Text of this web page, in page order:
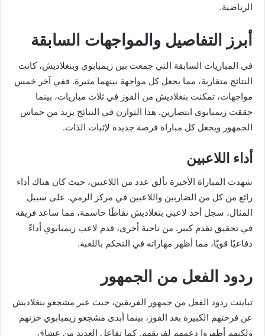
الرياضية.
أبرز التفاصيل والمواجهات السابقة
في المباريات السابقة التي جمعت بين زيمبابوي وبنغلاديش، كانت
النتائج متقاربة، مما يجعل كل مواجهة بينهما مثيرة. ففي آخر خمس
مواجهات، تمكنت بنغلاديش من الفوز في ثلاث مباريات، بينما
حققت زيمبابوي انتصارين. هذا التوازن في النتائج يزيد من حماس
الجمهور ويجعل كل مباراة فرصة جديدة لإثبات الذات.
أداء اللاعبين
شهدت المباراة الأخيرة تألق عدد من اللاعبين، حيث كان هناك أداء
رائع من كل من الضاربين واللاعبين في مركز الرمي. على سبيل
المثال، سجل أحد لاعبي بنغلاديش نقاطًا حاسمة، مما ساعد فريقه
في تحقيق تقدم كبير. من ناحية أخرى، قدم لاعب زيمبابوي أداءً
دفاعيًا قويًا، مما أظهر مهاراته في التحكم باللعبة.
ردود الفعل من الجمهور
تباينت ردود الفعل من جمهور الفريقين، حيث عبر مشجعو بنغلاديش
عن فرحتهم الكبيرة بعد الفوز، بينما أبدى مشجعو زيمبابوي حزنهم
ولكنهم أظهروا دعمهم لفريقهم. كما تفاعل العديد من عشاق